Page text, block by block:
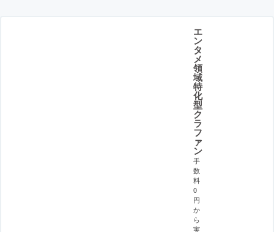
エ
ン
タ
メ
領
域
特
化
型
ク
ラ
フ
ァ
ン
手
数
料
0
円
か
ら
実